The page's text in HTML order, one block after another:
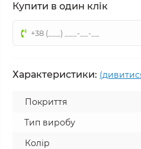
Купити в один клік
Характеристики:
Покриття
Тип виробу
Колір